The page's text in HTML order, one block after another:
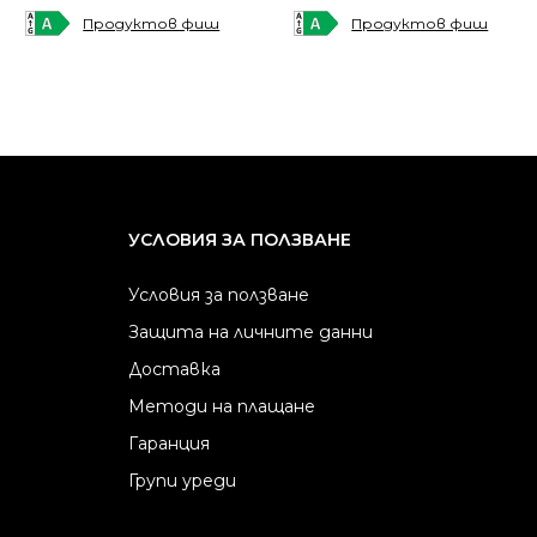
was:
549.00 €
is:
479.00 €
Продуктов фиш
was:
559.00 €
is:
489.00 €
Продуктов фиш
УСЛОВИЯ ЗА ПОЛЗВАНЕ
Условия за ползване
Защита на личните данни
Доставка
Методи на плащане
Гаранция
Групи уреди